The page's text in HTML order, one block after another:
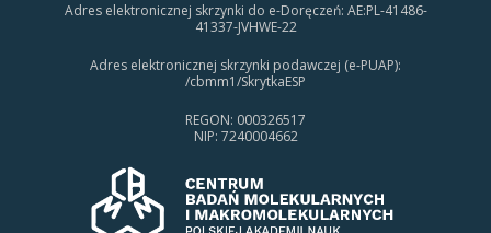
Adres elektronicznej skrzynki do e-Doręczeń: AE:PL-41486-
41337-JVHWE-22
Adres elektronicznej skrzynki podawczej (e-PUAP):
/cbmm1/SkrytkaESP
REGON: 000326517
NIP: 7240004662